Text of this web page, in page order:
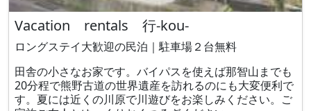
Vacation rentals 行-kou-
ロングステイ大歓迎の民泊｜駐車場２台無料
田舎の小さなお家です。バイパスを使えば那智山までも
20分程で熊野古道の世界遺産を訪れるのにも大変便利で
す。夏には近くの川原で川遊びをお楽しみください。ご